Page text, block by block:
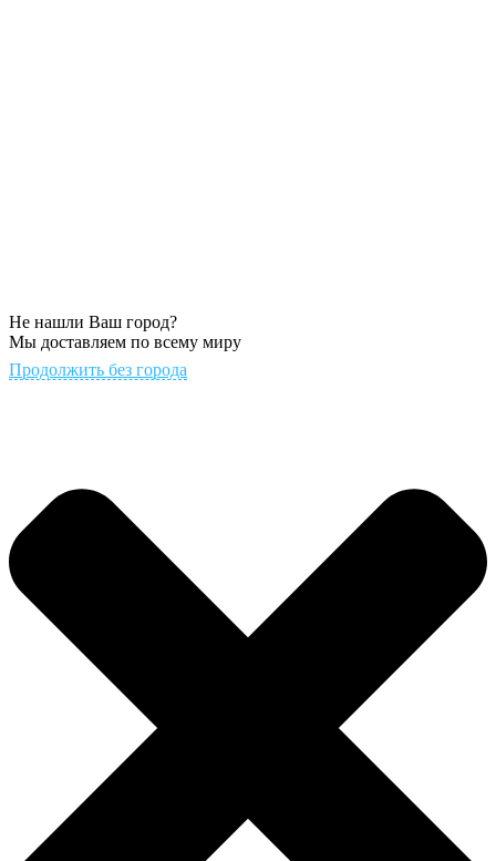
Не нашли Ваш город?
Мы доставляем по всему миру
Продолжить без города